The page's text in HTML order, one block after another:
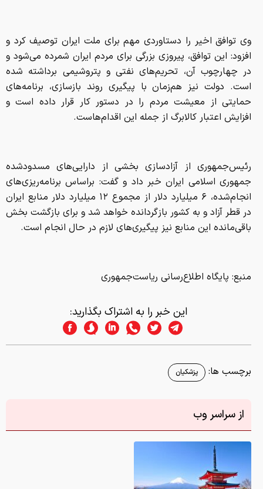
وی توافق اخیر را دستاوردی مهم برای ملت ایران توصیف کرد و
افزود: این توافق، پیروزی بزرگی برای مردم ایران شمرده می‌شود و
در چهارچوب آن، تحریم‌های نفتی و پتروشیمی برداشته شده
است. دولت نیز هم‌زمان با پیگیری روند بازسازی، برنامه‌های
حمایتی از معیشت مردم را در دستور کار قرار داده است و
افزایش اعتبار کالابرگ از جمله این اقدام‌هاست.
رئیس‌جمهوری از آزادسازی بخشی از دارایی‌های مسدودشده
جمهوری اسلامی ایران خبر داد و گفت: براساس برنامه‌ریزی‌های
انجام‌شده، ۶ میلیارد دلار از مجموع ۱۲ میلیارد دلار منابع ایران
در قطر آزاد و به کشور بازگردانده خواهد شد و برای بازگشت بخش
باقی‌مانده این منابع نیز پیگیری‌های لازم در حال انجام است.
منبع: پایگاه اطلاع‌رسانی ریاست‌جمهوری
این خبر را به اشتراک بگذارید:
برچسب ها: پزشکیان
از سراسر وب